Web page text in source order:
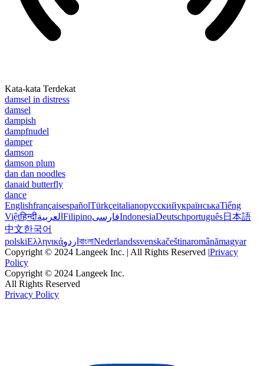
Kata-kata Terdekat
damsel in distress
damsel
dampish
dampfnudel
damper
damson
damson plum
dan dan noodles
danaid butterfly
dance
EnglishfrançaisespañolTürkçeitalianoрусскийукраїнськаTiếng
Việtहिन्दीالعربية FilipinoفارسیIndonesiaDeutschportuguês日本語
中文한국어
polskiΕλληνικάاردو বাংলাNederlandssvenskačeštinaromânămagyar
Copyright © 2024 Langeek Inc. | All Rights Reserved |Privacy
Policy
Copyright © 2024 Langeek Inc.
All Rights Reserved
Privacy Policy